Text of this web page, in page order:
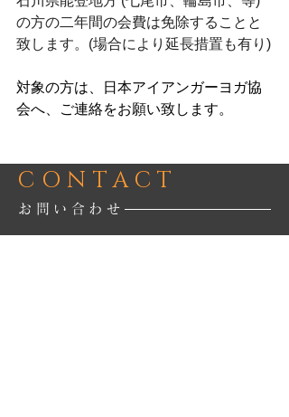
の方の二年間の会費は免除することと
致します。(場合により延長措置も有り)
対象の方は、日本アイアンガーヨガ協
会へ、ご連絡をお願い致します。
CONTACT
お問い合わせ